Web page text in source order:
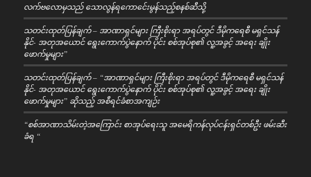
လက်ဗလောမှသည် သောလွန်ရကောင်ေးမွန်သည့်စနစ်ဆီသို့
သတင်းထုတ်ပြန်ချက် – အာဏာရှင်များ ကြီးစိုးရာ အရပ်တွင် ဒီမိုကရေစီ မရှင်သန်
နိုင်- အတုအယောင် ရွေးကောက်ပွဲနောက် ပိုင်း စစ်အုပ်စု၏ လူ့အခွင့် အရေး ချိုး
ဖောက်မှုများ”
သတင်းထုတ်ပြန်ချက် – “အာဏာရှင်များ ကြီးစိုးရာ အရပ်တွင် ဒီမိုကရေစီ မရှင်သန်
နိုင်- အတုအယောင် ရွေးကောက်ပွဲနောက် ပိုင်း စစ်အုပ်စု၏ လူ့အခွင့် အရေး ချိုး
ဖောက်မှုများ” ဆိုသည့် အစီရင်ခံစာအကျဉ်း
“စစ်အာဏာသိမ်းတဲ့အကြောင်း စာအုပ်ရေးသူ အမေရိကန်လုပ်ငန်းရှင်တစ်ဦး ဖမ်းဆီး
ခံရ “